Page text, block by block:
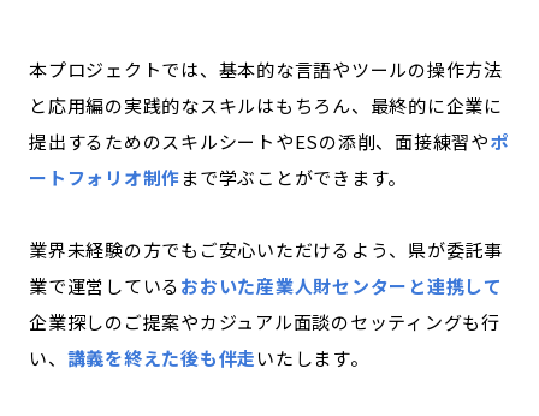
本プロジェクトでは、基本的な言語やツールの操作方法
と応用編の実践的なスキルはもちろん、最終的に企業に
提出するためのスキルシートやESの添削、面接練習やポ
ートフォリオ制作まで学ぶことができます。
業界未経験の方でもご安心いただけるよう、 県が委託事
業で運営しているおおいた産業人財センターと連携して
企業探しのご提案やカジュアル面談のセッティングも行
い、 講義を終えた後も伴走いたします。